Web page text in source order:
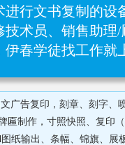
进行文书复制的设
技术员、销售助理
伊春学徒找工作就
广告复印，刻章、刻字、
匾制作，寸照快照、复印（
纸输出、条幅、锦旗、展